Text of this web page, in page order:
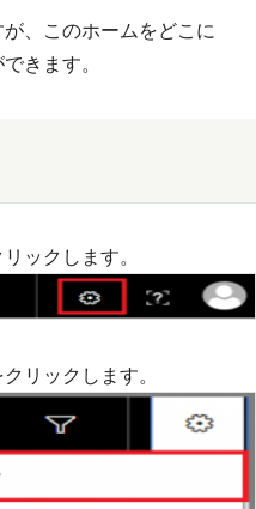
、このホームをどこに
きます。
ックします。
リックします。